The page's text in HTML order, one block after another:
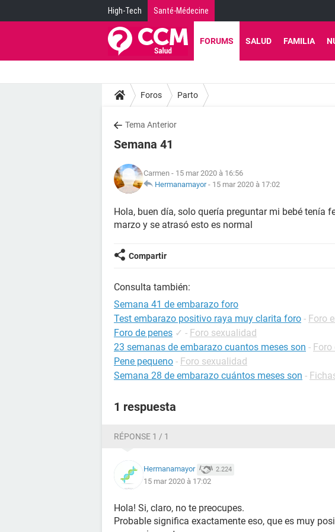
High-Tech Santé-Médecine
FORUMS SALUD FAMILIA
Foros Parto
Tema Anterior
Semana 41
Carmen - 15 mar 2020 à 16:56
Hermanamayor- 15 mar 2020 à 17:02
Hola, buen día, solo quería preguntar mi bebé tenía
marzo y se atrasó esto es normal
Compartir
Consulta también:
Semana 41 de embarazo foro
Test embarazo positivo raya muy clarita foro - Foro
Foro de penes ✓ - Foro sexualidad
23 semanas de embarazo cuantos meses son - Foro
Pene pequeno - Foro sexualidad
Semana 28 de embarazo cuántos meses son -
1 respuesta
RÉPONSE 1 / 1
Hermanamayor 2.224
15 mar 2020 à 17:02
Hola! Si, claro, no te preocupes.
Probable significa exactamente eso, que es muy